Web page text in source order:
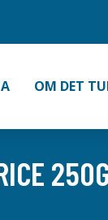
OM DET
250G